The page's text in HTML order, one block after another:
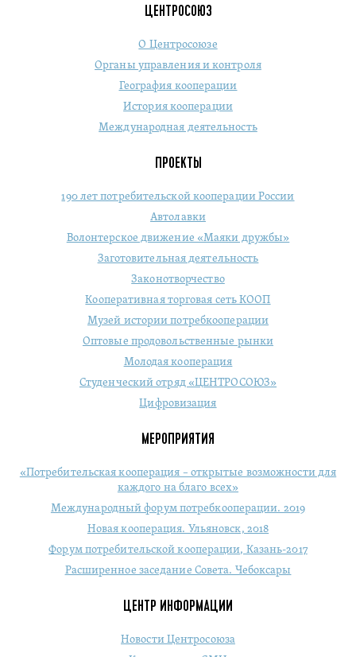
ЦЕНТРОСОЮЗ
О Центросоюзе
Органы управления и контроля
География кооперации
История кооперации
Международная деятельность
ПРОЕКТЫ
190 лет потребительской кооперации России
Автолавки
Волонтерское движение «Маяки дружбы»
Заготовительная деятельность
Законотворчество
Кооперативная торговая сеть КООП
Музей истории потребкооперации
Оптовые продовольственные рынки
Молодая кооперация
Студенческий отряд «ЦЕНТРОСОЮЗ»
Цифровизация
МЕРОПРИЯТИЯ
«Потребительская кооперация – открытые возможности для
каждого на благо всех»
Международный форум потребкооперации. 2019
Новая кооперация. Ульяновск, 2018
Форум потребительской кооперации, Казань-2017
Расширенное заседание Совета. Чебоксары
ЦЕНТР ИНФОРМАЦИИ
Новости Центросоюза